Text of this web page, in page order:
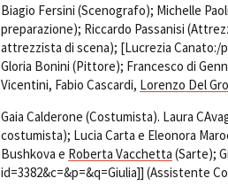
Biagio Fersini (Scenografo); Michelle
preparazione); Riccardo Passanisi
attrezzista di scena); [Lucrezia Canato:/
Gloria Bonini (Pittore); Francesco di
Vicentini, Fabio Cascardi, Lorenzo Del
Gaia Calderone (Costumista). Laura
costumista); Lucia Carta e Eleonora
Bushkova e Roberta Vacchetta (Sarte);
id=3382&c=&p=&q=Giulia]] (Assistente